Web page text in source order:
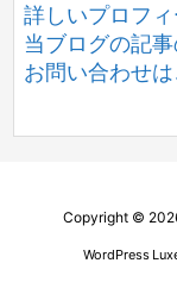
詳しいプロフ
当ブログの記
お問い合わせは
Copyright ©
WordPress